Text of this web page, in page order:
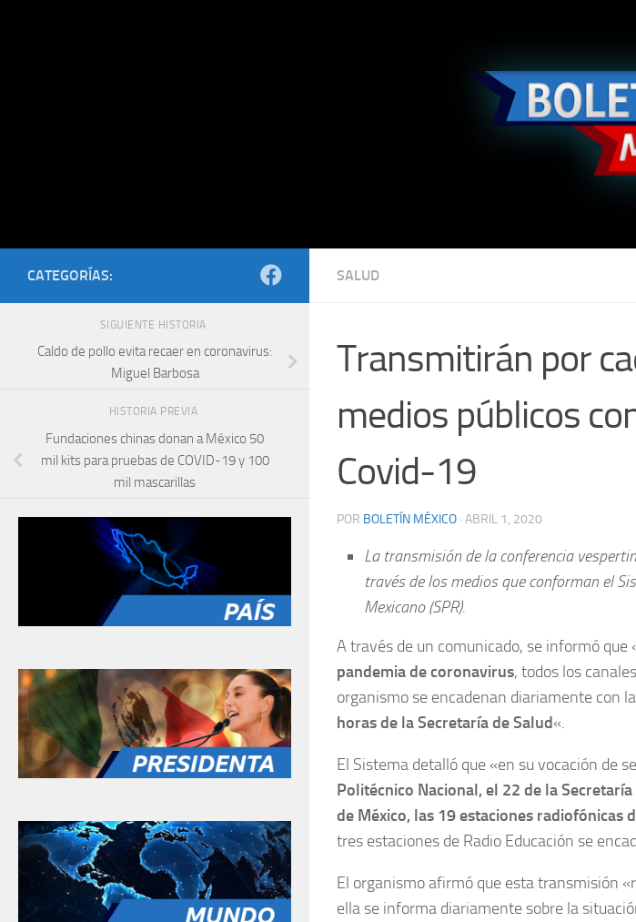
SALUD
Transmitirán por
medios públicos
Covid-19
POR BOLETÍN MÉXICO · ABRIL 1, 2020
La transmisión de la conferencia
través de los medios que conforman el
Mexicano (SPR).
A través de un comunicado, se informó
pandemia de coronavirus, todos los
organismo se encadenan diariamente con
horas de la Secretaría de Salud«.
El Sistema detalló que «en su vocación de
Politécnico Nacional, el 22 de la
de México, las 19 estaciones radiofónicas
tres estaciones de Radio Educación se
El organismo afirmó que esta transmisión
ella se informa diariamente sobre la
CATEGORÍAS:
SIGUIENTE HISTORIA
Caldo de pollo evita recaer en coronavirus:
Miguel Barbosa
HISTORIA PREVIA
Fundaciones chinas donan a México 50
mil kits para pruebas de COVID-19 y 100
mil mascarillas